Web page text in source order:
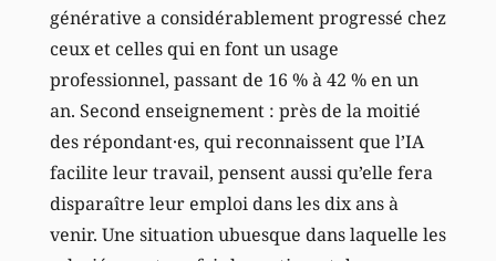
générative a considérablement progressé chez
ceux et celles qui en font un usage
professionnel, passant de 16 % à 42 % en un
an. Second enseignement : près de la moitié
des répondant·es, qui reconnaissent que l’IA
facilite leur travail, pensent aussi qu’elle fera
disparaître leur emploi dans les dix ans à
venir. Une situation ubuesque dans laquelle les